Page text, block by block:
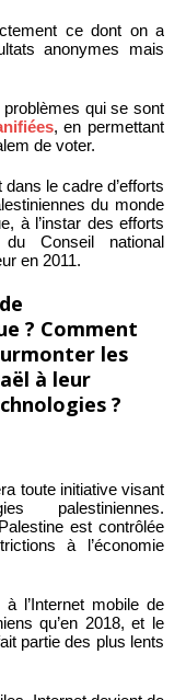
ce dont on a
anonymes mais
qui se sont
, en permettant
de voter.
le cadre d’efforts
du monde
à l’instar des efforts
Conseil national
en 2011.
? Comment
les
à leur
?
toute initiative visant
palestiniennes.
est contrôlée
à l’économie
à l’Internet mobile de
qu’en 2018, et le
partie des plus lents